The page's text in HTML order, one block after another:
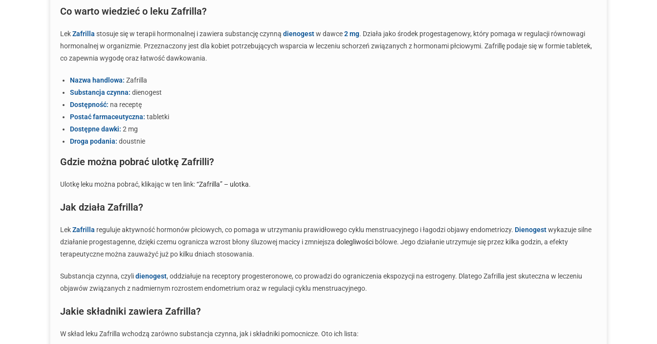
Co warto wiedzieć o leku Zafrilla?
LekZafrilla stosuje się w terapii hormonalnej i zawiera substancję czynną dienogestw dawce2 mg. Działa jako środek progestagenowy, który pomaga w regulacji równowagi
hormonalnej w organizmie. Przeznaczony jest dla kobiet potrzebujących wsparcia w leczeniu schorzeń związanych z hormonami płciowymi. Zafrillę podaje się w formie tabletek,
co zapewnia wygodę oraz łatwość dawkowania.
Nazwa handlowa: Zafrilla
Substancja czynna: dienogest
Dostępność: na receptę
Postać farmaceutyczna: tabletki
Dostępne dawki: 2 mg
Droga podania: doustnie
Gdzie można pobrać ulotkę Zafrilli?
Ulotkę leku można pobrać, klikając w ten link:“Zafrilla” – ulotka.
Jak działa Zafrilla?
LekZafrilla reguluje aktywność hormonów płciowych, co pomaga w utrzymaniu prawidłowego cyklu menstruacyjnego i łagodzi objawy endometriozy. Dienogestwykazuje silne
działanie progestagenne, dzięki czemu ogranicza wzrost błony śluzowej macicy i zmniejsza dolegliwości bólowe. Jego działanie utrzymuje się przez kilka godzin, a efekty
terapeutyczne można zauważyć już po kilku dniach stosowania.
Substancja czynna, czylidienogest, oddziałuje na receptory progesteronowe, co prowadzi do ograniczenia ekspozycji na estrogeny. Dlatego Zafrilla jest skuteczna w leczeniu
objawów związanych z nadmiernym rozrostem endometrium oraz w regulacji cyklu menstruacyjnego.
Jakie składniki zawiera Zafrilla?
W skład leku Zafrilla wchodzą zarówno substancja czynna, jak i składniki pomocnicze. Oto ich lista: